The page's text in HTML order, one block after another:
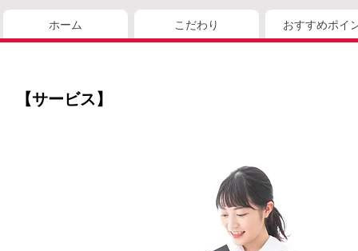
ホーム こだわり おすすめポイ
【サービス】